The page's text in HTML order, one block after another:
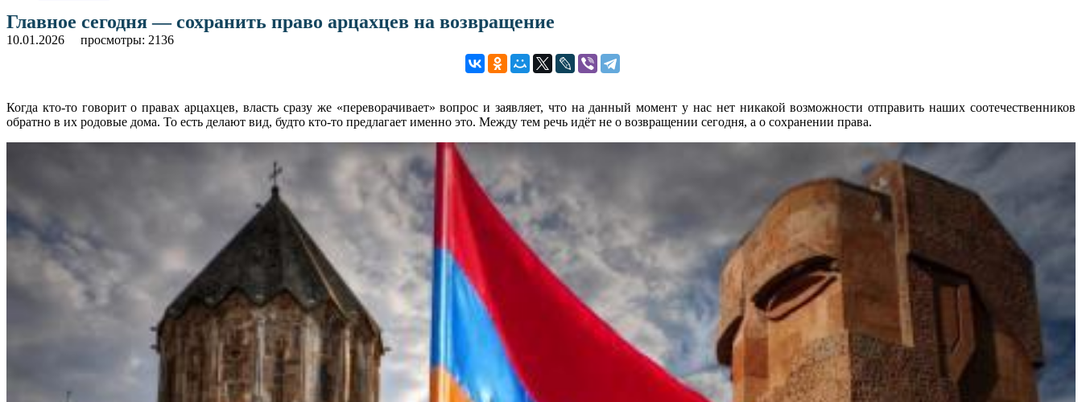
Главное сегодня — сохранить право арцахцев на возвращение
10.01.2026 просмотры: 2136
Когда кто-то говорит о правах арцахцев, власть сразу же «переворачивает» вопрос и заявляет, что на данный момент у нас нет никакой возможности отправить наших соотечественников
обратно в их родовые дома. То есть делают вид, будто кто-то предлагает именно это. Между тем речь идёт не о возвращении сегодня, а о сохранении права.